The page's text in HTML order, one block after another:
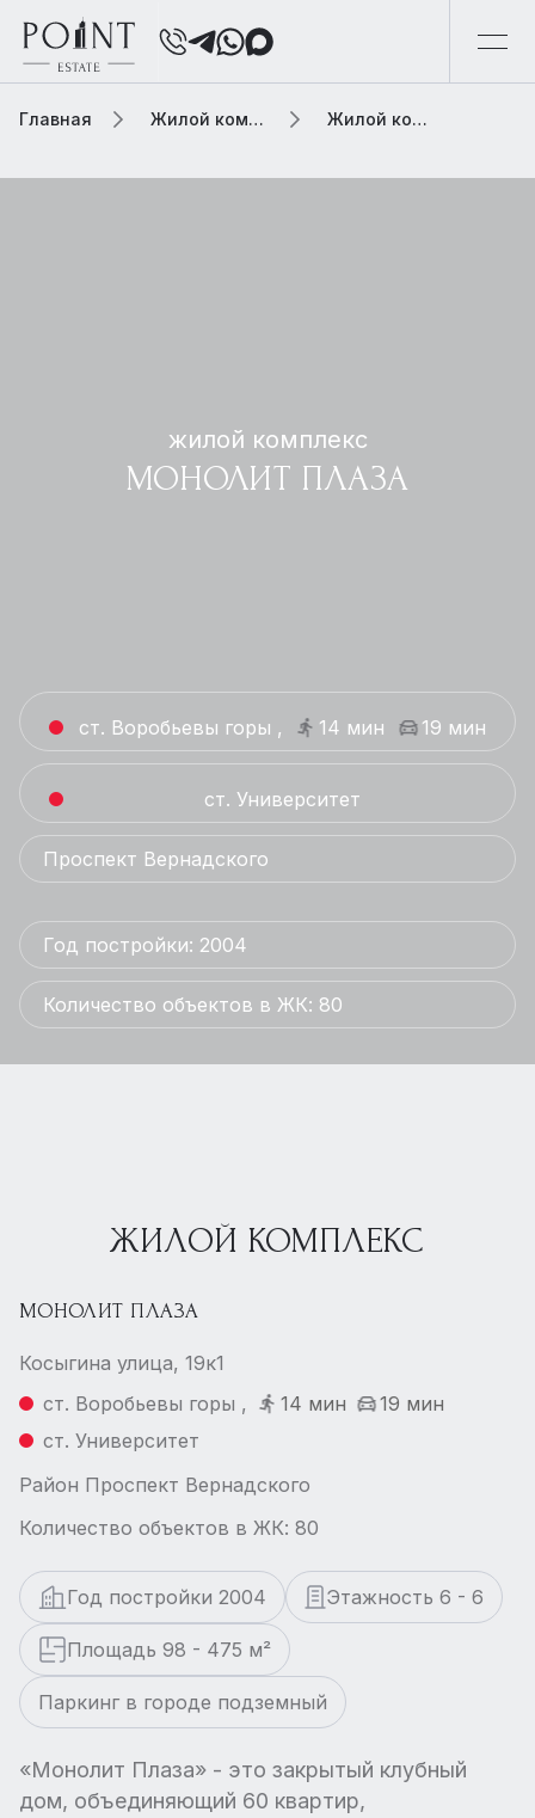
Главная Жилой комплекс Жилой комплекс монолит плаза
жилой комплекс
МОНОЛИТ ПЛАЗА
ст. Воробьевы горы , 14 мин 19 мин
ст. Университет
Проспект Вернадского
Год постройки: 2004
Количество объектов в ЖК: 80
ЖИЛОЙ КОМПЛЕКС
МОНОЛИТ ПЛАЗА
Косыгина улица, 19к1
ст. Воробьевы горы ,
14 мин
19 мин
ст. Университет
Район Проспект Вернадского
Количество объектов в ЖК: 80
Год постройки 2004 Этажность 6 - 6
Площадь 98 - 475 м²
Паркинг в городе подземный
«Монолит Плаза» - это закрытый клубный
дом, объединяющий 60 квартир,